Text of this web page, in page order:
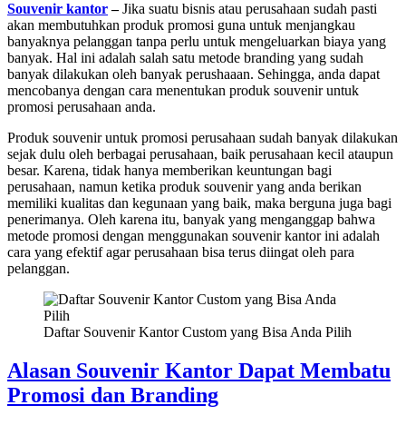
Souvenir kantor–Jika suatu bisnis atau perusahaan sudah pasti
akan membutuhkan produk promosi guna untuk menjangkau
banyaknya pelanggan tanpa perlu untuk mengeluarkan biaya yang
banyak. Hal ini adalah salah satu metode branding yang sudah
banyak dilakukan oleh banyak perushaaan. Sehingga, anda dapat
mencobanya dengan cara menentukan produk souvenir untuk
promosi perusahaan anda.
Produk souvenir untuk promosi perusahaan sudah banyak dilakukan
sejak dulu oleh berbagai perusahaan, baik perusahaan kecil ataupun
besar. Karena, tidak hanya memberikan keuntungan bagi
perusahaan, namun ketika produk souvenir yang anda berikan
memiliki kualitas dan kegunaan yang baik, maka berguna juga bagi
penerimanya. Oleh karena itu, banyak yang menganggap bahwa
metode promosi dengan menggunakan souvenir kantor ini adalah
cara yang efektif agar perusahaan bisa terus diingat oleh para
pelanggan.
Daftar Souvenir Kantor Custom yang Bisa Anda Pilih
Alasan Souvenir Kantor Dapat Membatu
Promosi dan Branding